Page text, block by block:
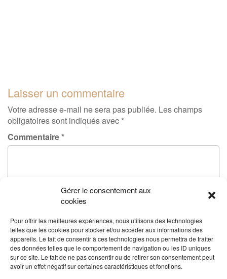
Gérer le consentement aux
cookies
Pour offrir les meilleures expériences, nous utilisons des technologies
telles que les cookies pour stocker et/ou accéder aux informations des
appareils. Le fait de consentir à ces technologies nous permettra de traiter
des données telles que le comportement de navigation ou les ID uniques
sur ce site. Le fait de ne pas consentir ou de retirer son consentement peut
avoir un effet négatif sur certaines caractéristiques et fonctions.
Laisser un commentaire
Votre adresse e-mail ne sera pas publiée. Les champs
obligatoires sont indiqués avec *
Commentaire*